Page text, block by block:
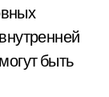
быть